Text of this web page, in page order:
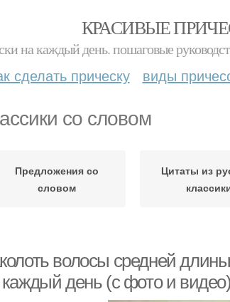
КРАСИВЫЕ
на каждый день. пошаговые
сделать прическу виды
со словом
Предложения со
словом
Цитаты из
волосы средней
день (с фото и видео)